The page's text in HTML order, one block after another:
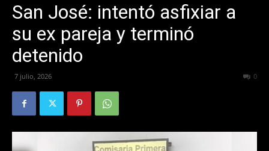
San José: intentó asfixiar a
su ex pareja y terminó
detenido
7 julio, 2026 0